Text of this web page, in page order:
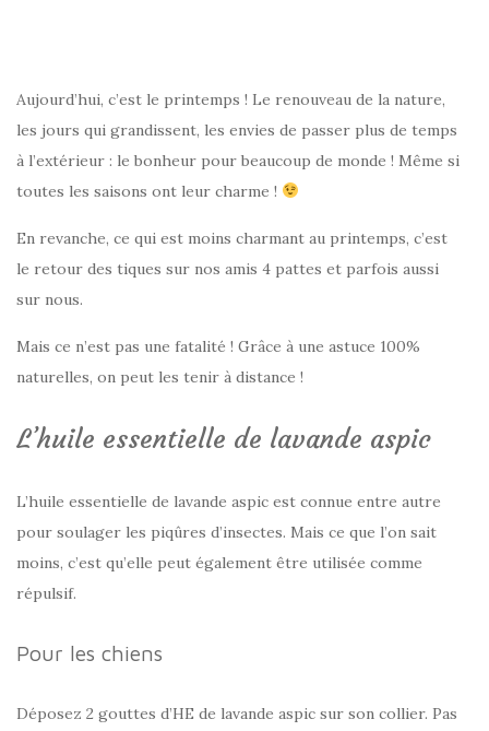
Aujourd’hui, c’est le printemps ! Le renouveau de la nature,
les jours qui grandissent, les envies de passer plus de temps
à l’extérieur : le bonheur pour beaucoup de monde ! Même si
toutes les saisons ont leur charme !
En revanche, ce qui est moins charmant au printemps, c’est
le retour des tiques sur nos amis 4 pattes et parfois aussi
sur nous.
Mais ce n’est pas une fatalité ! Grâce à une astuce 100%
naturelles, on peut les tenir à distance !
L’huile essentielle de lavande aspic
L’huile essentielle de lavande aspic est connue entre autre
pour soulager les piqûres d’insectes. Mais ce que l’on sait
moins, c’est qu’elle peut également être utilisée comme
répulsif.
Pour les chiens
Déposez 2 gouttes d’HE de lavande aspic sur son collier. Pas